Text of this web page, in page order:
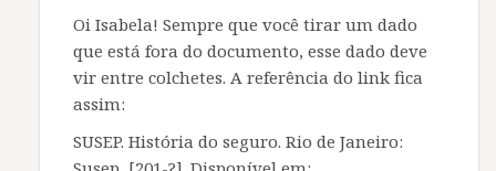
Oi Isabela! Sempre que você tirar um dado
que está fora do documento, esse dado deve
vir entre colchetes. A referência do link fica
assim:
SUSEP. História do seguro. Rio de Janeiro: